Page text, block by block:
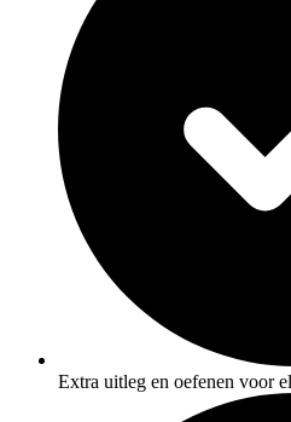
Extra uitleg en oefenen voor